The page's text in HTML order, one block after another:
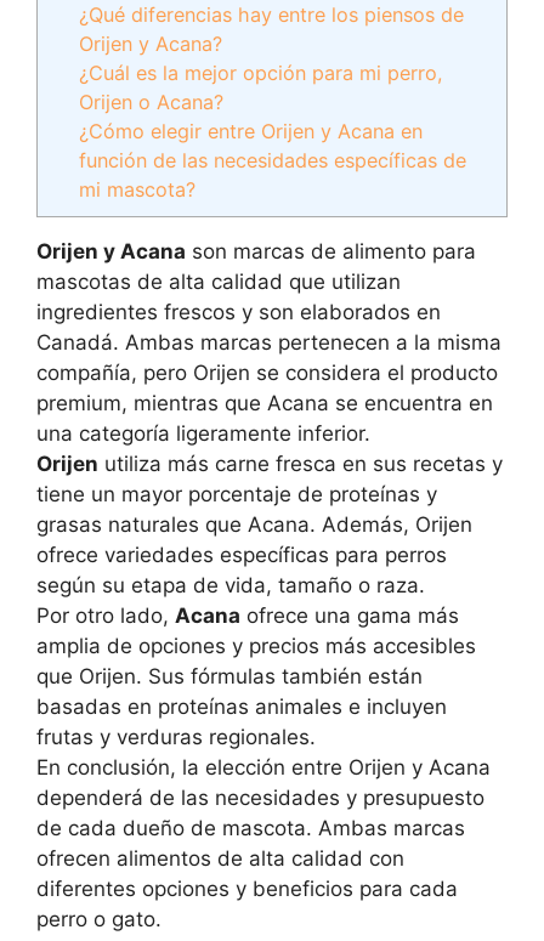
¿Qué diferencias hay entre los piensos de
Orijen y Acana?
¿Cuál es la mejor opción para mi perro,
Orijen o Acana?
¿Cómo elegir entre Orijen y Acana en
función de las necesidades específicas de
mi mascota?
Orijen y Acana son marcas de alimento para
mascotas de alta calidad que utilizan
ingredientes frescos y son elaborados en
Canadá. Ambas marcas pertenecen a la misma
compañía, pero Orijen se considera el producto
premium, mientras que Acana se encuentra en
una categoría ligeramente inferior.
Orijen utiliza más carne fresca en sus recetas y
tiene un mayor porcentaje de proteínas y
grasas naturales que Acana. Además, Orijen
ofrece variedades específicas para perros
según su etapa de vida, tamaño o raza.
Por otro lado, Acana ofrece una gama más
amplia de opciones y precios más accesibles
que Orijen. Sus fórmulas también están
basadas en proteínas animales e incluyen
frutas y verduras regionales.
En conclusión, la elección entre Orijen y Acana
dependerá de las necesidades y presupuesto
de cada dueño de mascota. Ambas marcas
ofrecen alimentos de alta calidad con
diferentes opciones y beneficios para cada
perro o gato.